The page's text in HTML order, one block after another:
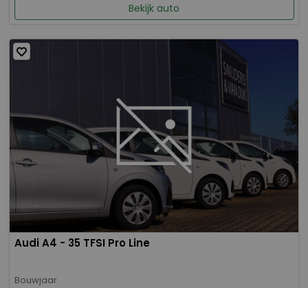
Bekijk auto
Audi A4 - 35 TFSI Pro Line
Bouwjaar